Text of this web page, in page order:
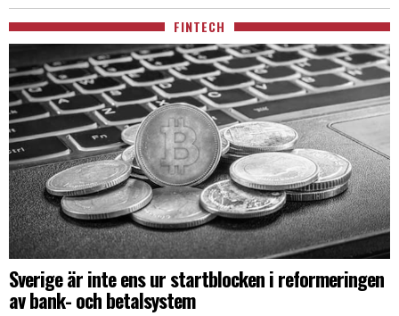
FINTECH
Sverige är inte ens ur startblocken i reformeringen
av bank- och betalsystem